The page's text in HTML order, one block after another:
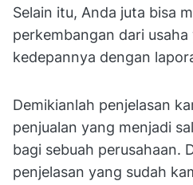
Selain itu, Anda juta bisa
perkembangan dari
kedepannya dengan
Demikianlah penjelasan
penjualan yang menjadi
bagi sebuah perusahaan.
penjelasan yang sudah